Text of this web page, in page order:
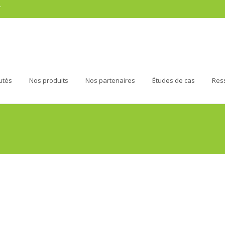
Nos produits Nos partenaires Études de cas